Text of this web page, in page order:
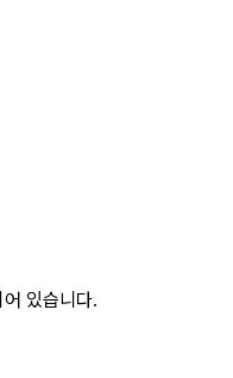
있습니다.